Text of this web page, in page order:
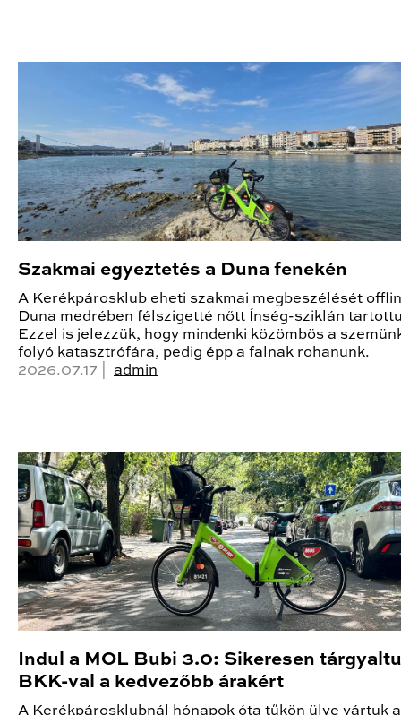
Szakmai egyeztetés a Duna fenekén
A Kerékpárosklub eheti szakmai megbeszélését
Duna medrében félszigetté nőtt Ínség-sziklán
Ezzel is jelezzük, hogy mindenki közömbös a
folyó katasztrófára, pedig épp a falnak rohanunk.
2026.07.17 | admin
Indul a MOL Bubi 3.0: Sikeresen
BKK-val a kedvezőbb árakért
A Kerékpárosklubnál hónapok óta tűkön ülve vártuk